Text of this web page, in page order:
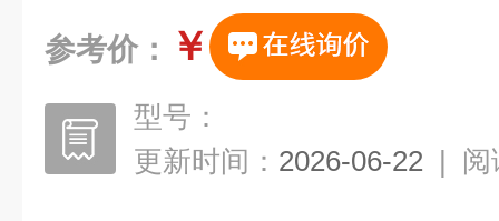
参考价： ￥
型号：
更新时间： 2026-06-22 | 阅